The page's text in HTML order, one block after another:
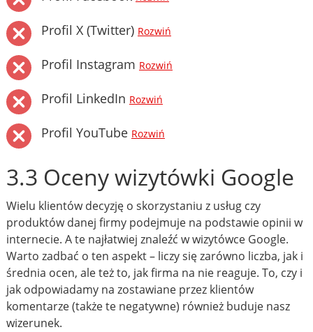
Profil X (Twitter) Rozwiń
Profil Instagram Rozwiń
Profil LinkedIn Rozwiń
Profil YouTube Rozwiń
3.3 Oceny wizytówki Google
Wielu klientów decyzję o skorzystaniu z usług czy
produktów danej firmy podejmuje na podstawie opinii w
internecie. A te najłatwiej znaleźć w wizytówce Google.
Warto zadbać o ten aspekt – liczy się zarówno liczba, jak i
średnia ocen, ale też to, jak firma na nie reaguje. To, czy i
jak odpowiadamy na zostawiane przez klientów
komentarze (także te negatywne) również buduje nasz
wizerunek.